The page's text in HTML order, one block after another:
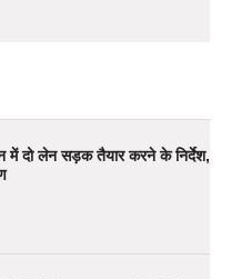
में दो लेन सड़क तैयार करने के निर्देश,